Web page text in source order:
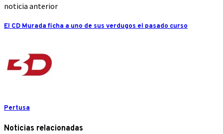
noticia anterior
El CD Murada ficha a uno de sus verdugos el pasado curso
Pertusa
Noticias relacionadas